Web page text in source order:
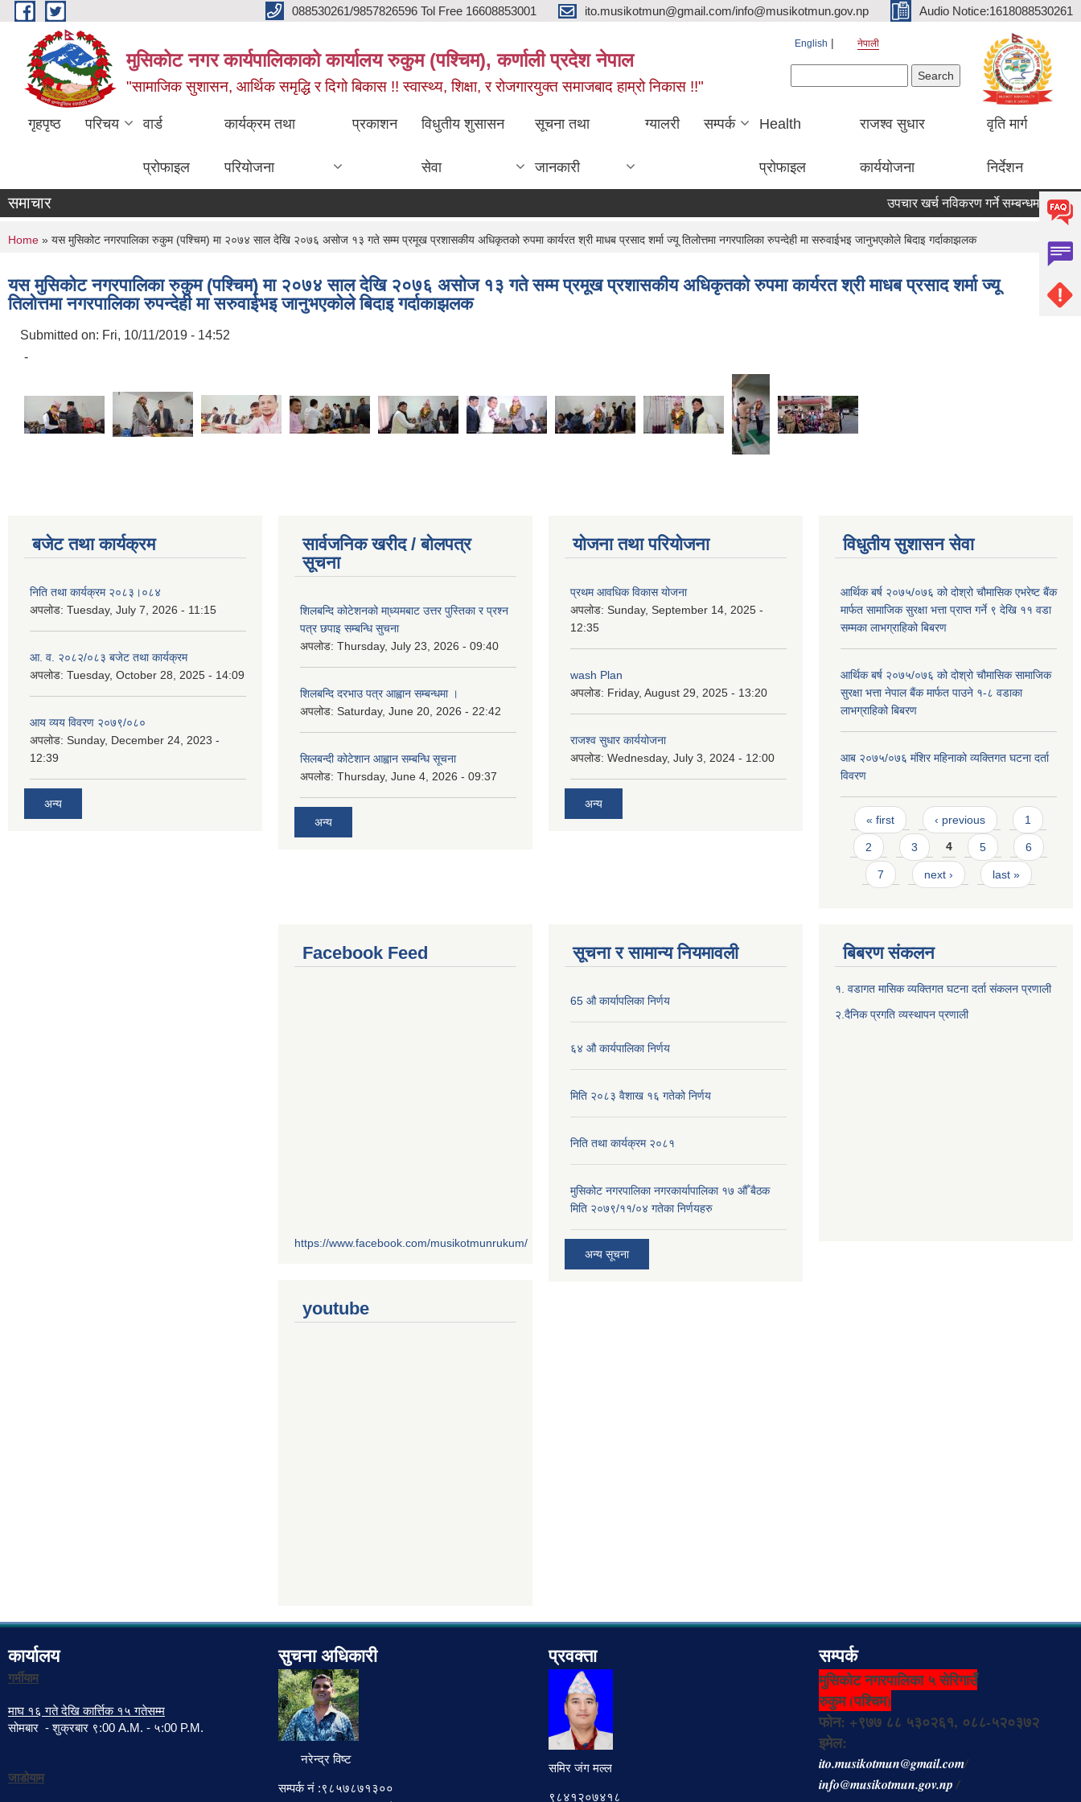
Skip to main content 088530261/9857826596 Tol Free 16608853001 ito.musikotmun@gmail.com/info@musikotmun.gov.np Audio Notice:1618088530261
मुसिकोट नगर कार्यपालिकाको कार्यालय रुकुम (पश्चिम), कर्णाली प्रदेश नेपाल
"सामाजिक सुशासन, आर्थिक समृद्धि र दिगो बिकास !! स्वास्थ्य, शिक्षा, र रोजगारयुक्त समाजबाद हाम्रो निकास !!"
English नेपाली
गृहपृष्ठ परिचय वार्ड
प्रोफाइल
कार्यक्रम तथा
परियोजना
प्रकाशन विधुतीय शुसासन
सेवा
सूचना तथा
जानकारी
ग्यालरी सम्पर्क Health
प्रोफाइल
राजश्व सुधार
कार्ययोजना
वृति मार्ग
निर्देशन
समाचार उपचार खर्च नविकरण गर्ने सम्बन्धमा
You are here
Home » यस मुसिकोट नगरपालिका रुकुम (पश्चिम) मा २०७४ साल देखि २०७६ असोज १३ गते सम्म प्रमूख प्रशासकीय अधिकृतको रुपमा कार्यरत श्री माधब प्रसाद शर्मा ज्यू तिलोत्तमा नगरपालिका रुपन्देही मा सरुवाईभइ जानुभएकोले बिदाइ गर्दाकाझलक
यस मुसिकोट नगरपालिका रुकुम (पश्चिम) मा २०७४ साल देखि २०७६ असोज १३ गते सम्म प्रमूख प्रशासकीय अधिकृतको रुपमा कार्यरत श्री माधब प्रसाद शर्मा ज्यू
तिलोत्तमा नगरपालिका रुपन्देही मा सरुवाईभइ जानुभएकोले बिदाइ गर्दाकाझलक
Submitted on: Fri, 10/11/2019 - 14:52
-
बजेट तथा कार्यक्रम
निति तथा कार्यक्रम २०८३।०८४
अपलोड: Tuesday, July 7, 2026 - 11:15
आ. व. २०८२/०८३ बजेट तथा कार्यक्रम
अपलोड: Tuesday, October 28, 2025 - 14:09
आय व्यय विवरण २०७९/०८०
अपलोड: Sunday, December 24, 2023 -
12:39
अन्य
सार्वजनिक खरीद / बोलपत्र
सूचना
शिलबन्दि कोटेशनको मा्ध्यमबाट उत्तर पुस्तिका र प्रश्न
पत्र छपाइ सम्बन्धि सुचना
अपलोड: Thursday, July 23, 2026 - 09:40
शिलबन्दि दरभाउ पत्र आह्वान सम्बन्धमा ।
अपलोड: Saturday, June 20, 2026 - 22:42
सिलबन्दी कोटेशान आह्वान सम्बन्धि सूचना
अपलोड: Thursday, June 4, 2026 - 09:37
अन्य
योजना तथा परियोजना
प्रथम आवधिक विकास योजना
अपलोड: Sunday, September 14, 2025 -
12:35
wash Plan
अपलोड: Friday, August 29, 2025 - 13:20
राजश्व सुधार कार्ययोजना
अपलोड: Wednesday, July 3, 2024 - 12:00
अन्य
विधुतीय सुशासन सेवा
आर्थिक बर्ष २०७५/०७६ को दोश्रो चौमासिक एभरेष्ट बैंक
मार्फत सामाजिक सुरक्षा भत्ता प्राप्त गर्ने ९ देखि ११ वडा
सम्मका लाभग्राहिको बिबरण
आर्थिक बर्ष २०७५/०७६ को दोश्रो चौमासिक सामाजिक
सुरक्षा भत्ता नेपाल बैंक मार्फत पाउने १-८ वडाका
लाभग्राहिको बिबरण
आब २०७५/०७६ मंशिर महिनाको व्यक्तिगत घटना दर्ता
विवरण
Pages
« first ‹ previous 1
2 3 4 5 6
7 next › last »
Facebook Feed
https://www.facebook.com/musikotmunrukum/
youtube
सूचना र सामान्य नियमावली
65 औ कार्यापलिका निर्णय
६४ औ कार्यपालिका निर्णय
मिति २०८३ वैशाख १६ गतेको निर्णय
निति तथा कार्यक्रम २०८१
मुसिकोट नगरपालिका नगरकार्यापालिका १७ औँ बैठक
मिति २०७९/११/०४ गतेका निर्णयहरु
अन्य सूचना
बिबरण संकलन
१. वडागत मासिक व्यक्तिगत घटना दर्ता संकलन प्रणाली
२.दैनिक प्रगति व्यस्थापन प्रणाली
कार्यालय
गर्मीयाम
माघ १६ गते देखि कार्त्तिक १५ गतेसम्म
सोमबार - शुक्रबार ९:00 A.M. - ५:00 P.M.
जाडोयाम
सुचना अधिकारी
नरेन्द्र विष्ट
सम्पर्क नं :९८५७८७१३००
प्रवक्ता
समिर जंग मल्ल
९८४१२०७४१८
सम्पर्क
मुसिकोट नगरपालिका ५ सेरिगाउँ
रुकुम (पश्चिम)
फोन: +९७७ ८८ ५३०२६१, ०८८-५२०३७२
इमेल:
ito.musikotmun@gmail.com/
info@musikotmun.gov.np/